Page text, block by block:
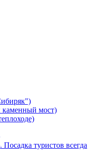
мост)
туристов всегда